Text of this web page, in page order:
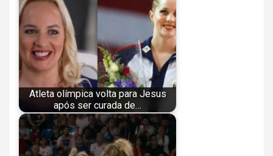
Atleta olímpica volta para Jesus
após ser curada de…